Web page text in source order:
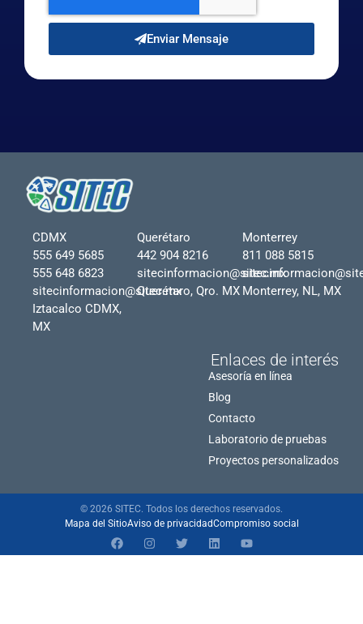
Enviar Mensaje
CDMX
555 649 5685
555 648 6823
sitecinformacion@sitec.mx
Iztacalco CDMX,
MX
Querétaro
442 904 8216
sitecinformacion@sitec.mx
Querétaro, Qro. MX
Monterrey
811 088 5815
Monterrey, NL, MX
Enlaces de interés
Asesoría en línea
Blog
Contacto
Laboratorio de pruebas
Proyectos personalizados
© 2026 SITEC. Todos los derechos reservados.
Mapa del SitioAviso de privacidadCompromiso social